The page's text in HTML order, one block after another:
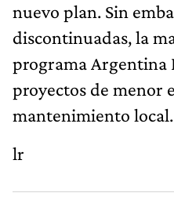
nuevo plan. Sin
discontinuadas, la
programa Argentina
proyectos de menor
mantenimiento local.
lr